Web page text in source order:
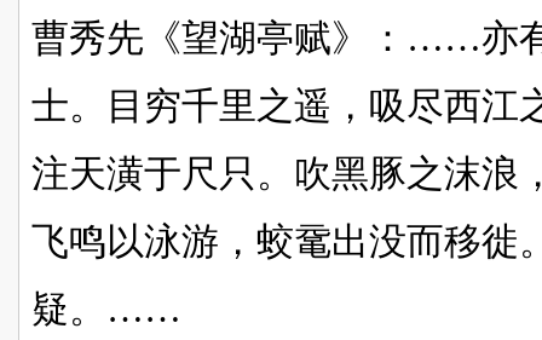
曹秀先《望湖亭赋》：……亦
士。目穷千里之遥，吸尽西江
注天潢于尺只。吹黑豚之沫浪
飞鸣以泳游，蛟鼋出没而移徙
疑。……